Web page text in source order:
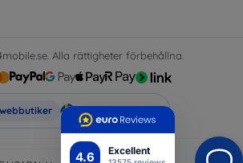
4.6 Excellent
Alla rättigheter förbehållna.
Top4Mobile.se